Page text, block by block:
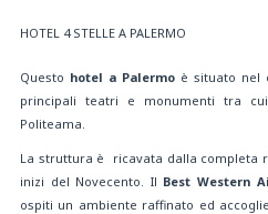
HOTEL 4 STELLE A PALERMO
Questo hotel a Palermo è situato nel
principali teatri e monumenti tra
Politeama.
La struttura è ricavata dalla completa
inizi del Novecento. Il Best Western
ospiti un ambiente raffinato ed